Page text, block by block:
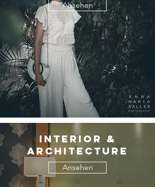
Ansehen
Interior &
Architecture
Ansehen